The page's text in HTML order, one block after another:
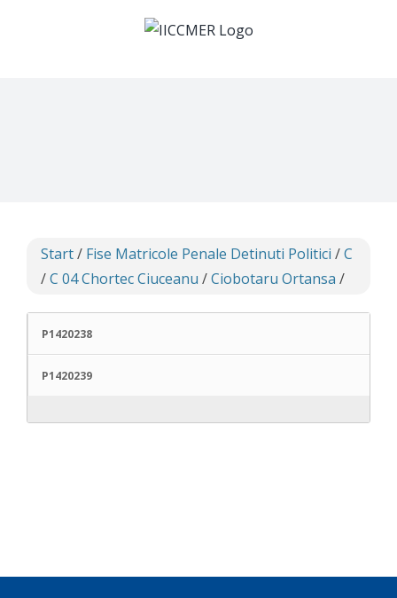
Start/ Fise Matricole Penale Detinuti Politici /C
/C 04 Chortec Ciuceanu /Ciobotaru Ortansa /
P1420238
P1420239